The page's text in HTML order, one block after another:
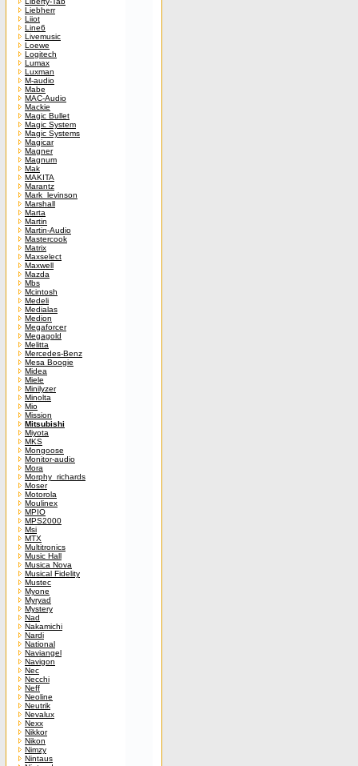
Liebherr
Liiot
Line6
Livemusic
Loewe
Logitech
Lumax
Luxman
M-audio
Mabe
MAC-Audio
Mackie
Magic Bullet
Magic System
Magic Systems
Magicar
Magner
Magnum
Mak
MAKITA
Marantz
Mark_levinson
Marshall
Marta
Martin
Martin-Audio
Mastercook
Matrix
Maxselect
Maxwell
Mazda
Mbs
Mcintosh
Medeli
Medialas
Medion
Megaforcer
Megagold
Melitta
Mercedes-Benz
Mesa Boogie
Midea
Miele
Minilyzer
Minolta
Mio
Mission
Mitsubishi
Miyota
MKS
Mongoose
Monitor-audio
Mora
Morphy_richards
Moser
Motorola
Moulinex
MPIO
MPS2000
Msi
MTX
Multitronics
Music Hall
Musica Nova
Musical Fidelity
Mustec
Myone
Myryad
Mystery
Nad
Nakamichi
Nardi
National
Naviangel
Navigon
Nec
Necchi
Neff
Neoline
Neutrik
Nevalux
Nexx
Nikkor
Nikon
Nimzy
Nintaus